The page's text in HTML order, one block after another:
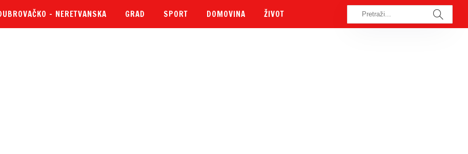
– NERETVANSKA GRAD SPORT DOMOVINA ŽIVOT